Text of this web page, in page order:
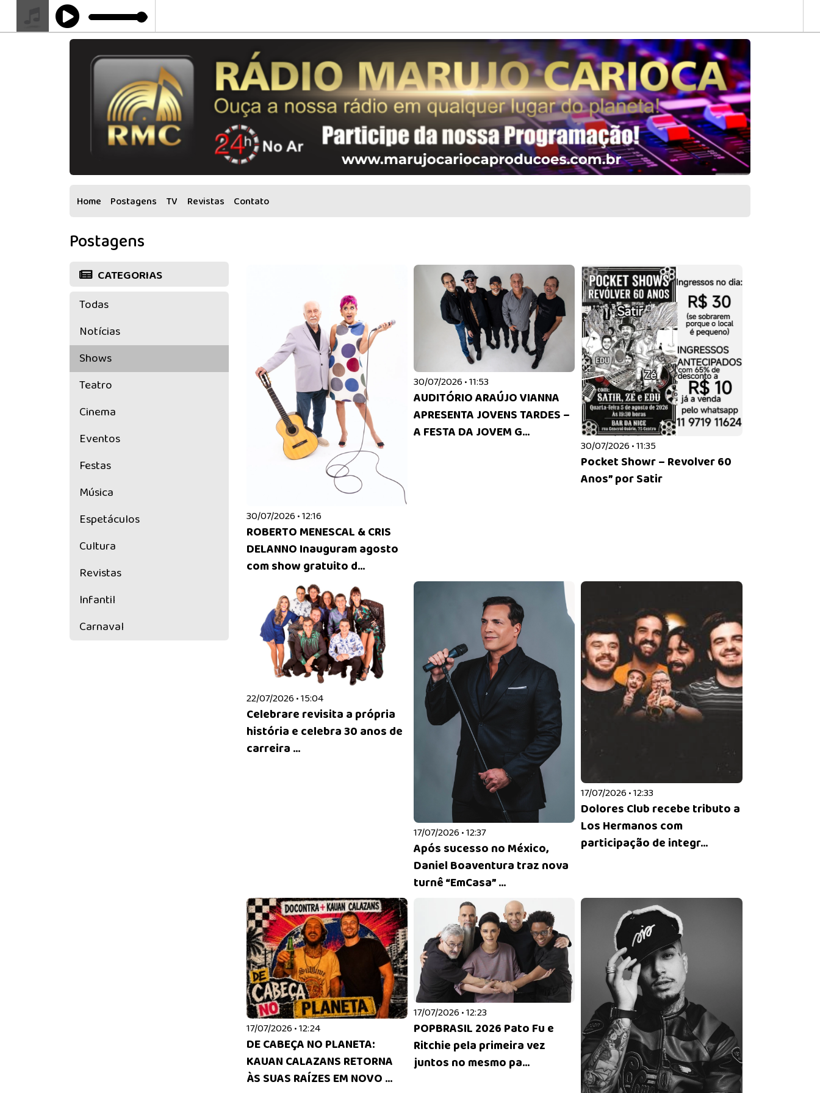
Home Postagens TV Revistas Contato
Postagens
CATEGORIAS
Todas
Notícias
Shows
Teatro
Cinema
Eventos
Festas
Música
Espetáculos
Cultura
Revistas
Infantil
Carnaval
30/07/2026 • 12:16
ROBERTO MENESCAL & CRIS
DELANNO Inauguram agosto
com show gratuito d...
30/07/2026 • 11:53
AUDITÓRIO ARAÚJO VIANNA
APRESENTA JOVENS TARDES –
A FESTA DA JOVEM G...
30/07/2026 • 11:35
Pocket Showr – Revolver 60
Anos” por Satir
22/07/2026 • 15:04
Celebrare revisita a própria
história e celebra 30 anos de
carreira ...
17/07/2026 • 12:37
Após sucesso no México,
Daniel Boaventura traz nova
turnê “EmCasa” ...
17/07/2026 • 12:33
Dolores Club recebe tributo a
Los Hermanos com
participação de integr...
17/07/2026 • 12:24
DE CABEÇA NO PLANETA:
KAUAN CALAZANS RETORNA
ÀS SUAS RAÍZES EM NOVO ...
17/07/2026 • 12:23
POPBRASIL 2026 Pato Fu e
Ritchie pela primeira vez
juntos no mesmo pa...